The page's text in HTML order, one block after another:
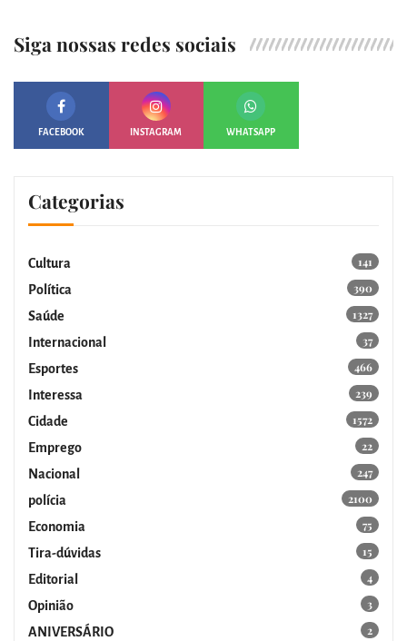
Siga nossas redes sociais
FACEBOOK INSTAGRAM WHATSAPP
Categorias
Cultura
141
Política
390
Saúde
1327
Internacional
37
Esportes
466
Interessa
239
Cidade
1572
Emprego
22
Nacional
247
polícia
2100
Economia
75
Tira-dúvidas
15
Editorial
4
Opinião
3
ANIVERSÁRIO
2